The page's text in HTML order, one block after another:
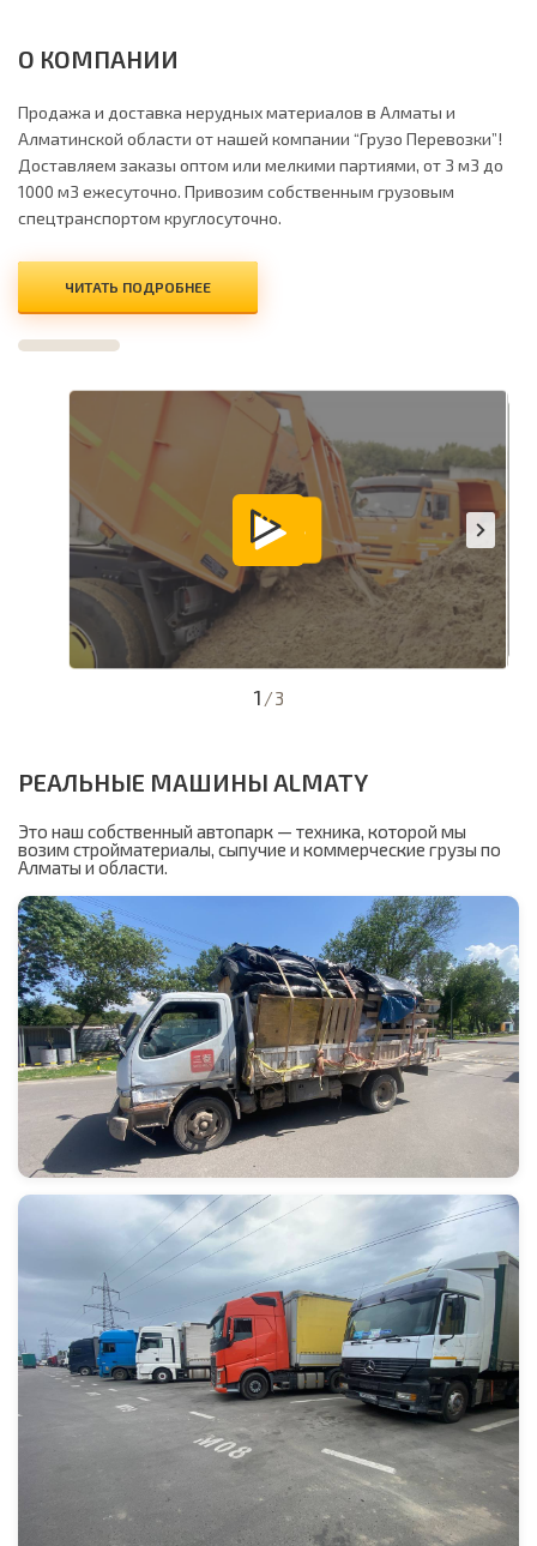
О КОМПАНИИ
Продажа и доставка нерудных материалов в Алматы и
Алматинской области от нашей компании “Грузо Перевозки”!
Доставляем заказы оптом или мелкими партиями, от 3 м3 до
1000 м3 ежесуточно. Привозим собственным грузовым
спецтранспортом круглосуточно.
ЧИТАТЬ ПОДРОБНЕЕ
1 /3
РЕАЛЬНЫЕ МАШИНЫ ALMATY
Это наш собственный автопарк — техника, которой мы
возим стройматериалы, сыпучие и коммерческие грузы по
Алматы и области.